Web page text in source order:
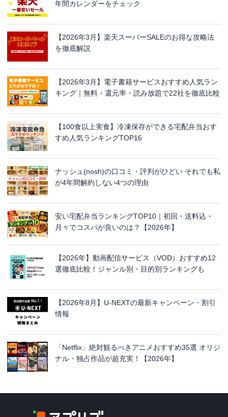
年間カレンダーをチェック
【2026年3月】楽天スーパーSALEのお得な攻略法
を徹底解説
【2026年3月】電子書籍サービスおすすめ人気ラン
キング｜無料・還元率・読み放題で22社を徹底比較
【100食以上実食】冷凍保存ができる宅配弁当おす
すめ人気ランキングTOP16
ナッシュ(nosh)の口コミ・評判がひどい それでも私
が4年間解約しない4つの理由
安い宅配弁当ランキングTOP10｜初回・送料込・
月々でコスパが良いのは？【2026年】
【2026年】動画配信サービス（VOD）おすすめ12
選徹底比較！ジャンル別・目的別ランキングも
【2026年8月】U-NEXTの最新キャンペーン・割引
情報
「Netflix」絶対観るべきアニメおすすめ35選 オリジ
ナル・独占作品が超充実！【2026年】